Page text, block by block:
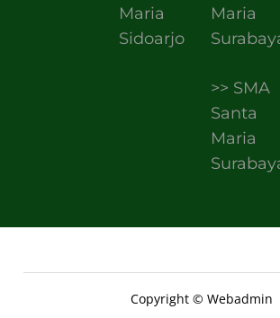
Maria
Sidoarjo
Maria
>> SMA
Santa
Maria
Copyright © Webadmin